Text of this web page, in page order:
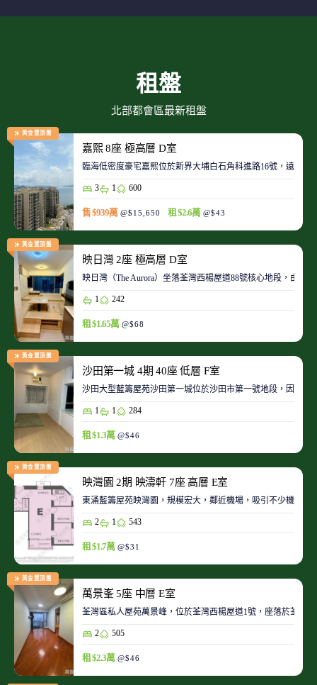
租盤
北部都會區最新租盤
黃金置頂盤
嘉熙 8座 極高層 D室
臨海低密度豪宅嘉熙位於新界大埔白石角科進路16號，遠離
3 1 600
售 $939萬 @$15,650 租 $2.6萬 @$43
黃金置頂盤
映日灣 2座 極高層 D室
映日灣（The Aurora）坐落荃灣西楊屋道88號核心地段，由
1 242
租 $1.65萬 @$68
黃金置頂盤
沙田第一城 4期 40座 低層 F室
沙田大型藍籌屋苑沙田第一城位於沙田市第一號地段，因此
1 1 284
租 $1.3萬 @$46
黃金置頂盤
映灣園 2期 映濤軒 7座 高層 E室
東涌藍籌屋苑映灣園，規模宏大，鄰近機場，吸引不少機師
2 1 543
租 $1.7萬 @$31
黃金置頂盤
萬景峯 5座 中層 E室
荃灣區私人屋苑萬景峰，位於荃灣西楊屋道1號，座落於荃灣
2 505
租 $2.3萬 @$46